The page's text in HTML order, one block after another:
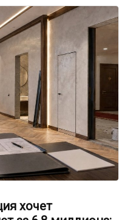
хочет